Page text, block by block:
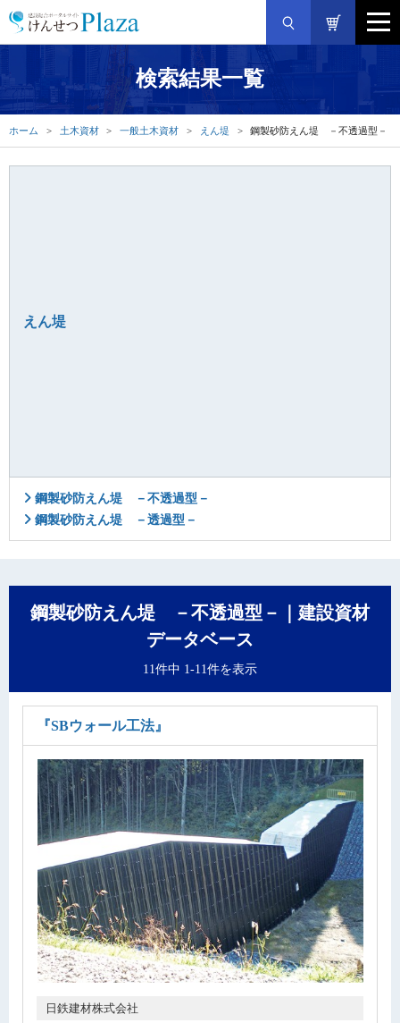
検索結果一覧
ホーム 土木資材 一般土木資材 えん堤 鋼製砂防えん堤 －不透過型－
えん堤
鋼製砂防えん堤 －不透過型－
鋼製砂防えん堤 －透過型－
鋼製砂防えん堤 －不透過型－｜建設資材
データベース
11件中 1-11件を表示
『SBウォール工法』
日鉄建材株式会社